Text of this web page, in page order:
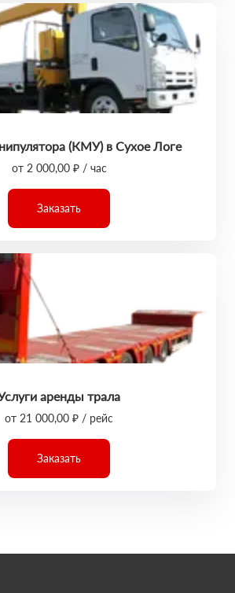
(КМУ) в Сухое Логе
от 2 000,00 ₽ / час
Заказать
аренды трала
от 21 000,00 ₽ / рейс
Заказать